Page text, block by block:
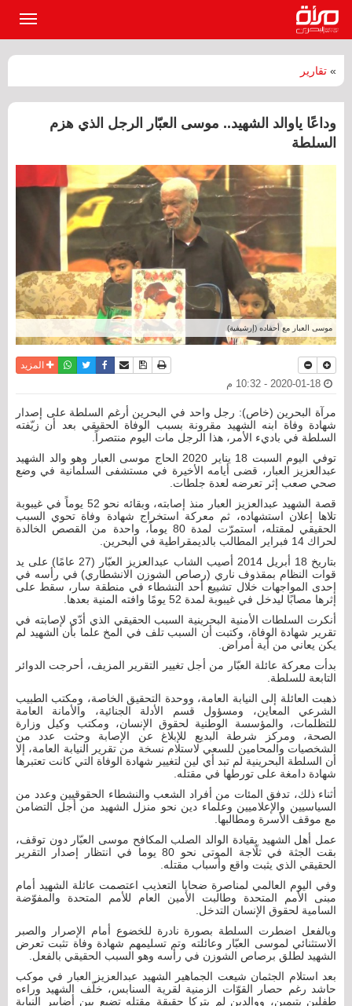
» تقارير
وداعًا ياوالد الشهيد.. موسى العبّار الرجل الذي هزم
السلطة
موسى العبار مع أحفاده (إرشيفية)
نسخة للطباعة
حفظ الموضوع
أرسل الى صديق
فيسبوكتويترواتسابالمزيد
مرآة البحرين (خاص): رجل واحد في البحرين أرغم السلطة على إصدار
شهادة وفاة ابنه الشهيد مقرونة بسبب الوفاة الحقيقي بعد أن زيّفته
السلطة في باديء الأمر، هذا الرجل مات اليوم منتصراً.
توفي اليوم السبت 18 يناير 2020 الحاج موسى العبار وهو والد الشهيد
عبدالعزيز العبار، قضى أيامه الأخيرة في مستشفى السلمانية في وضع
صحي صعب إثر تعرضه لعدة جلطات.
قصة الشهيد عبدالعزيز العبار منذ إصابته، وبقائه نحو 52 يوماً في غيبوبة
تلاها إعلان استشهاده، ثم معركة استخراج شهادة وفاة تحوي السبب
الحقيقي لمقتله، استمرّت لمدة 80 يوماً، واحدة من القصص الخالدة
لحراك 14 فبراير المطالب بالديمقراطية في البحرين.
بتاريخ 18 أبريل 2014 أصيب الشاب عبدالعزيز العبّار (27 عامًا) على يد
قوات النظام بمقذوف ناري (رصاص الشوزن اﻻنشطاري) في رأسه في
إحدى المواجهات خلال تشييع أحد النشطاء في منطقة سار، سقط على
إثرها مصابًا ليدخل في غيبوبة لمدة 52 يومًا وافته المنية بعدها.
أنكرت السلطات الأمنية البحرينية السبب الحقيقي الذي أدّي لإصابته في
تقرير شهادة الوفاة، وكتبت أن السبب تلف في المخ علما بأن الشهيد لم
يكن يعاني من أية أمراض.
بدأت معركة عائلة العبّار من أجل تغيير التقرير المزيف، أحرجت الدوائر
التابعة للسلطة.
ذهبت العائلة إلى النيابة العامة، ووحدة التحقيق الخاصة، ومكتب الطبيب
الشرعي المعاين، ومسؤول قسم الأدلة الجنائية، والأمانة العامة
للتظلمات، والمؤسسة الوطنية لحقوق الإنسان، ومكتب وكيل وزارة
الصحة، ومركز شرطة البديع للإبلاغ عن الإصابة وحثت عدد من
الشخصيات والمحامين للسعي لاستلام نسخة من تقرير النيابة العامة، إلا
أن السلطة البحرينية لم تبد أي لين لتغيير شهادة الوفاة التي كانت تعتبرها
شهادة دامغة على تورطها في مقتله.
أثناء ذلك، تدفق المئات من أفراد الشعب والنشطاء الحقوقيين وعدد من
السياسيين والإعلاميين وعلماء دين نحو منزل الشهيد من أجل التضامن
مع موقف الأسرة ومطالبها.
عمل أهل الشهيد بقيادة الوالد الصلب المكافح موسى العبّار دون توقف،
بقت الجثة في ثلّاجة الموتى نحو 80 يوما في انتظار إصدار التقرير
الحقيقي الذي يثبت واقع وأسباب مقتله.
وفي اليوم العالمي لمناصرة ضحايا التعذيب اعتصمت عائلة الشهيد أمام
مبنى الأمم المتحدة وطالبت الأمين العام للأمم المتحدة والمفوّضة
السامية لحقوق الإنسان التدخل.
وبالفعل اضطرت السلطة بصورة نادرة للخضوع أمام الإصرار والصبر
الاستثنائي لموسى العبّار وعائلته وتم تسليمهم شهادة وفاة تثبت تعرض
الشهيد لطلق برصاص الشوزن في رأسه وهو السبب الحقيقي بالفعل.
بعد استلام الجثمان شيعت الجماهير الشهيد عبدالعزيز العبار في موكب
حاشد رغم حصار القوّات الزمنية لقرية السنابس، خلّف الشهيد وراءه
طفلين يتيمين، ووالدين لم يتركا حقيقة مقتله تضيع بين أضابير النيابة